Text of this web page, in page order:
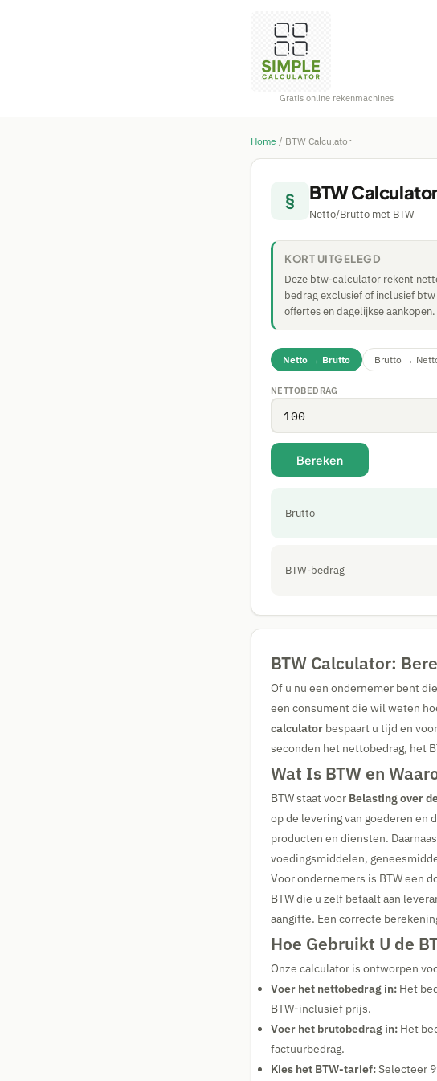
Gratis online rekenmachines
Home / BTW Calculator
§ BTW Calculator
Netto/Brutto met BTW
KORT UITGELEGD
Deze btw-calculator rekent
bedrag exclusief of inclusief
offertes en dagelijkse aankopen.
Netto → Brutto Brutto →
NETTOBEDRAG
Bereken
Brutto
BTW-bedrag
BTW Calculator:
Of u nu een ondernemer bent
een consument die wil weten
calculator bespaart u tijd en
seconden het nettobedrag, het
Wat Is BTW en
BTW staat voor Belasting over
op de levering van goederen en
producten en diensten.
voedingsmiddelen,
Voor ondernemers is BTW een
BTW die u zelf betaalt aan
aangifte. Een correcte
Hoe Gebruikt U de
Onze calculator is ontworpen
Voer het nettobedrag in: Het
BTW-inclusief prijs.
Voer het brutobedrag in: Het
factuurbedrag.
Kies het BTW-tarief:Selecteer